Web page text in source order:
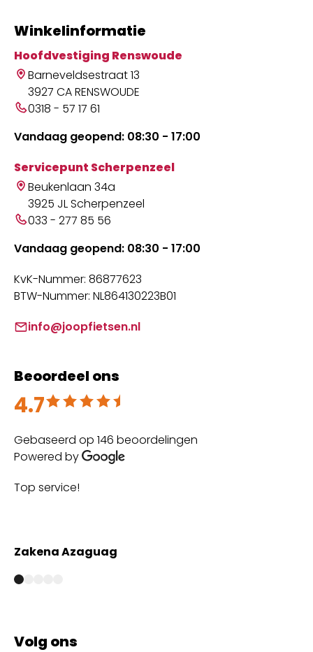
Winkelinformatie
Hoofdvestiging Renswoude
Barneveldsestraat 13
3927 CA RENSWOUDE
0318 - 57 17 61
Vandaag geopend: 08:30 - 17:00
Servicepunt Scherpenzeel
Beukenlaan 34a
3925 JL Scherpenzeel
033 - 277 85 56
Vandaag geopend: 08:30 - 17:00
KvK-Nummer: 86877623
BTW-Nummer: NL864130223B01
info@joopfietsen.nl
Beoordeel ons
4.7
Beoordeeld met 4.7 uit 5
Gebaseerd op 146 beoordelingen
Powered by
Top service!
Zakena Azaguag
Volg ons